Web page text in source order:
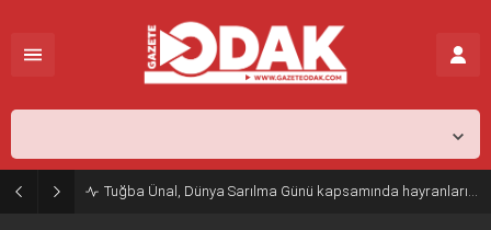
Tuğba Ünal, Dünya Sarılma Günü kapsamında hayranlarıyla buluştu